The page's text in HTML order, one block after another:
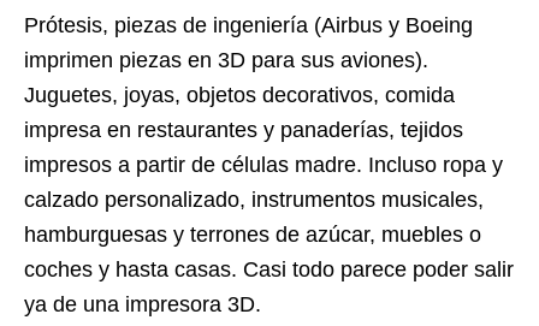
Prótesis, piezas de ingeniería (Airbus y Boeing
imprimen piezas en 3D para sus aviones).
Juguetes, joyas, objetos decorativos, comida
impresa en restaurantes y panaderías, tejidos
impresos a partir de células madre. Incluso ropa y
calzado personalizado, instrumentos musicales,
hamburguesas y terrones de azúcar, muebles o
coches y hasta casas. Casi todo parece poder salir
ya de una impresora 3D.